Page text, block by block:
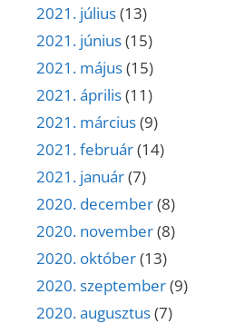
2021. július(13)
2021. június(15)
2021. május(15)
2021. április(11)
2021. március(9)
2021. február(14)
2021. január(7)
2020. december(8)
2020. november(8)
2020. október(13)
2020. szeptember(9)
2020. augusztus(7)